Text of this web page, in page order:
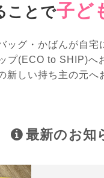
ことで子ど
ッグ・かばんが自宅
プ(ECO to SHIP)へ
新しい持ち主の元へ
最新のお知